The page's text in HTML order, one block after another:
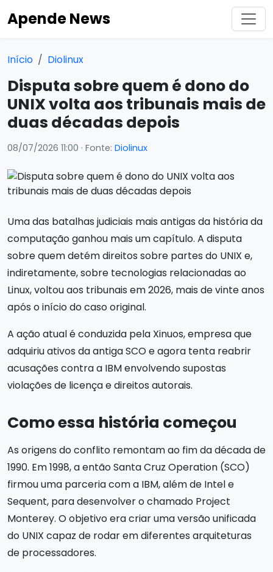
Apende News
Início Diolinux
Disputa sobre quem é dono do
UNIX volta aos tribunais mais de
duas décadas depois
08/07/2026 11:00 · Fonte: Diolinux
Uma das batalhas judiciais mais antigas da história da
computação ganhou mais um capítulo. A disputa
sobre quem detém direitos sobre partes do UNIX e,
indiretamente, sobre tecnologias relacionadas ao
Linux, voltou aos tribunais em 2026, mais de vinte anos
após o início do caso original.
A ação atual é conduzida pela Xinuos, empresa que
adquiriu ativos da antiga SCO e agora tenta reabrir
acusações contra a IBM envolvendo supostas
violações de licença e direitos autorais.
Como essa história começou
As origens do conflito remontam ao fim da década de
1990. Em 1998, a então Santa Cruz Operation (SCO)
firmou uma parceria com a IBM, além de Intel e
Sequent, para desenvolver o chamado Project
Monterey. O objetivo era criar uma versão unificada
do UNIX capaz de rodar em diferentes arquiteturas
de processadores.